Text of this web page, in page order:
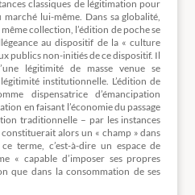
classiques de légitimation pour
lui-même. Dans sa globalité,
collection, l’édition de poche se
au dispositif de la « culture
publics non-initiés de ce dispositif. Il
légitimité de masse venue se
institutionnelle. L’édition de
dispensatrice d’émancipation
en faisant l’économie du passage
traditionnelle – par les instances
alors un « champ » dans
terme, c’est-à-dire un espace de
« capable d’imposer ses propres
que dans la consommation de ses